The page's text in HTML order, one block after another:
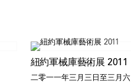
紐約軍械庫藝術展 2011
二零一一年三月三日至三月